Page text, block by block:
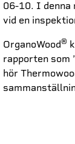
06-10. I denna
vid en
OrganoWood®
rapporten som
hör